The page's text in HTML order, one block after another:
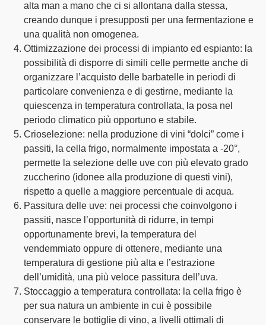
alta man a mano che ci si allontana dalla stessa,
creando dunque i presupposti per una fermentazione e
una qualità non omogenea.
Ottimizzazione dei processi di impianto ed espianto: la
possibilità di disporre di simili celle permette anche di
organizzare l’acquisto delle barbatelle in periodi di
particolare convenienza e di gestirne, mediante la
quiescenza in temperatura controllata, la posa nel
periodo climatico più opportuno e stabile.
Crioselezione: nella produzione di vini “dolci” come i
passiti, la cella frigo, normalmente impostata a -20°,
permette la selezione delle uve con più elevato grado
zuccherino (idonee alla produzione di questi vini),
rispetto a quelle a maggiore percentuale di acqua.
Passitura delle uve: nei processi che coinvolgono i
passiti, nasce l’opportunità di ridurre, in tempi
opportunamente brevi, la temperatura del
vendemmiato oppure di ottenere, mediante una
temperatura di gestione più alta e l’estrazione
dell’umidità, una più veloce passitura dell’uva.
Stoccaggio a temperatura controllata: la cella frigo è
per sua natura un ambiente in cui è possibile
conservare le bottiglie di vino, a livelli ottimali di